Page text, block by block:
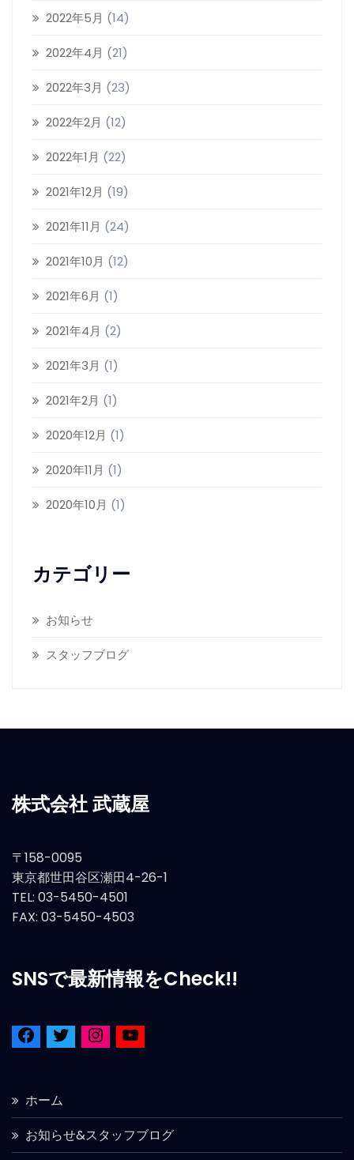
2022年5月 (14)
2022年4月 (21)
2022年3月 (23)
2022年2月 (12)
2022年1月 (22)
2021年12月 (19)
2021年11月 (24)
2021年10月 (12)
2021年6月 (1)
2021年4月 (2)
2021年3月 (1)
2021年2月 (1)
2020年12月 (1)
2020年11月 (1)
2020年10月 (1)
カテゴリー
お知らせ
スタッフブログ
株式会社 武蔵屋
〒158-0095
東京都世田谷区瀬田4-26-1
TEL: 03-5450-4501
FAX: 03-5450-4503
SNSで最新情報をCheck!!
ホーム
お知らせ&スタッフブログ